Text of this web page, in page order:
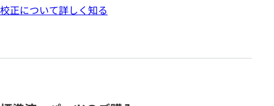
校正について詳しく知る